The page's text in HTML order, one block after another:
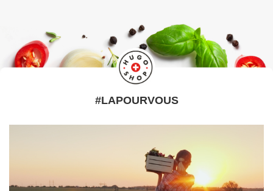
#LAPOURVOUS